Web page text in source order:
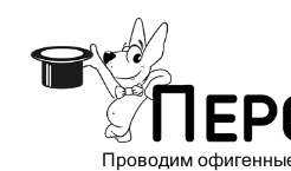
Проводим